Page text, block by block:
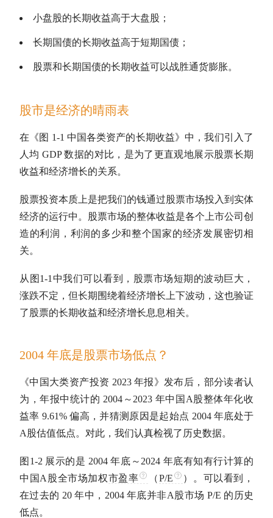
小盘股的长期收益高于大盘股 ；
长期 国债的长期收益高于短期国债 ；
股票和长期 国债的长期收益可以战胜通货膨胀。
股市是经济的晴雨表
在《图 1-1 中国各类资产的长期收益》中，我们引入了
人均 GDP 数据的对比，是为了更直观地展示股票长期
收益和经济增长的关系。
股票投资本质上是把我们的钱通过股票市场投入到实体
经济的运行中。股票市场的整体收益是各个上市公司创
造的利润，利润的多少和整个国家的经济发展密切相
关。
从图1-1中我们可以看到，股票市场短期的波动巨大，
涨跌不定，但长期围绕着经济增长上下波动，这也验证
了股票的长期收益和经济增长息息相关。
2004 年底是股票市场低点？
《中国 大类资产投资 2023 年报》发布后，部分读者认
为，年报中统计的 2004～2023 年中国 A股整体年化收
益率 9.61% 偏高，并猜测原因是起始点 2004 年底处于
A股估值低点。对此，我们认真检视了历史数据。
图1-2 展示的是 2004 年底～2024 年底有知有行计算的
中国 A股全市场加权市盈率 （P/E
）。可以看到，
在过去的 20 年中，2004 年底并非A股市场 P/E 的历史
低点。